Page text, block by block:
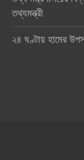
তথ্যমন্ত্রী
২৪ ঘণ্টায় হামের